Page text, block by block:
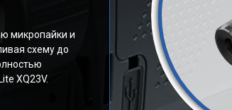
микропайки и
схему до
XQ23V.